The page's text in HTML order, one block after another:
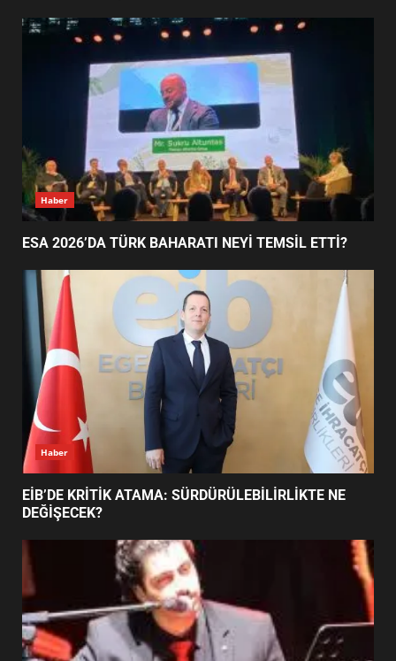
ESA 2026’DA TÜRK BAHARATI
NEYİ TEMSİL ETTİ?
3
EİB’DE KRİTİK ATAMA:
SÜRDÜRÜLEBİLİRLİKTE NE
DEĞİŞECEK?
4
FİNALİNDE NE BAŞARDI?
5
BALIKESİR MÜZELERİNDE SÜRE
UZATILDI: NE DEĞİŞTİ?
BURHANİYE SATRANÇ
TURNUVASI KAYITLARI NEYİ
7
BURHANİYE BELEDİYESPOR’DA
YENİ YÖNETİM NASIL
ŞEKİLLENDİ?
Haber
ESA 2026’DA TÜRK BAHARATI NEYİ TEMSİL ETTİ?
Haber
EİB’DE KRİTİK ATAMA: SÜRDÜRÜLEBİLİRLİKTE NE
DEĞİŞECEK?